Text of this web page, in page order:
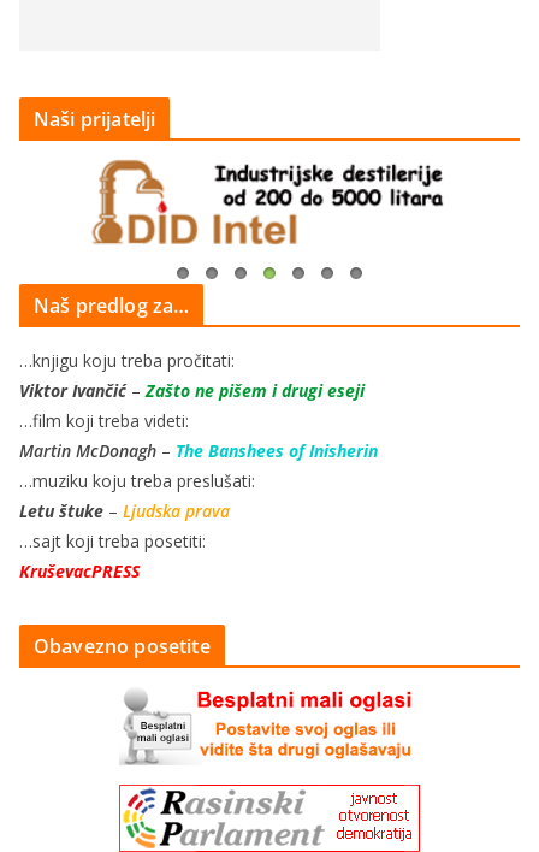
Naši prijatelji
Naš predlog za…
…knjigu koju treba pročitati:
Viktor Ivančić–Zašto ne pišem i drugi eseji
…film koji treba videti:
Martin McDonagh – The Banshees of Inisherin
…muziku koju treba preslušati:
Letu štuke – Ljudska prava
…sajt koji treba posetiti:
KruševacPRESS
Obavezno posetite